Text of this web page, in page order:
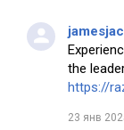
the
https://
23 янв